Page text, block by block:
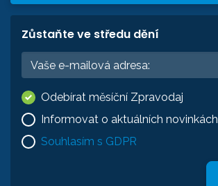
Zůstaňte ve středu dění
Odebírat měsíční Zpravodaj
Informovat o aktuálních novinkách
Souhlasím s GDPR